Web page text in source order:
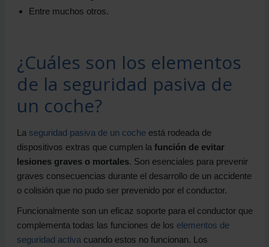
Entre muchos otros.
¿Cuáles son los elementos
de la seguridad pasiva de
un coche?
La seguridad pasiva de un cocheestá rodeada de
dispositivos extras que cumplen la función de evitar
lesiones graves o mortales. Son esenciales para prevenir
graves consecuencias durante el desarrollo de un accidente
o colisión que no pudo ser prevenido por el conductor.
Funcionalmente son un eficaz soporte para el conductor que
complementa todas las funciones de los elementos de
seguridad activacuando estos no funcionan. Los